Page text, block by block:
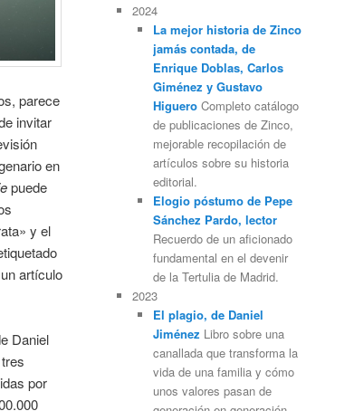
parece
invitar
en
puede
y el
artículo
Daniel
por
2024
La mejor historia de Zinco
jamás contada, de
Enrique Doblas, Carlos
Giménez y Gustavo
HigueroCompleto catálogo
de publicaciones de Zinco,
mejorable recopilación de
artículos sobre su historia
editorial.
Elogio póstumo de Pepe
Sánchez Pardo, lector
Recuerdo de un aficionado
fundamental en el devenir
de la Tertulia de Madrid.
2023
El plagio, de Daniel
Jiménez Libro sobre una
canallada que transforma la
vida de una familia y cómo
unos valores pasan de